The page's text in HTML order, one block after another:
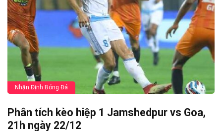
Nhận Định Bóng Đá
Phân tích kèo hiệp 1 Jamshedpur vs Goa,
21h ngày 22/12